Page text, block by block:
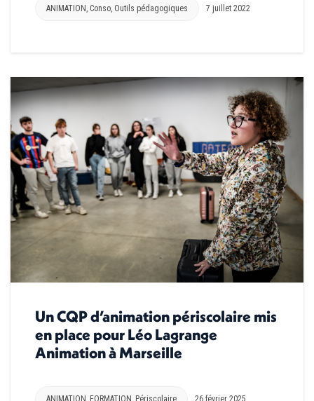
ANIMATION, Conso, Outils pédagogiques 7 juillet 2022
Un CQP d’animation périscolaire mis
en place pour Léo Lagrange
Animation à Marseille
ANIMATION FORMATION Périscolaire 26 février 2025